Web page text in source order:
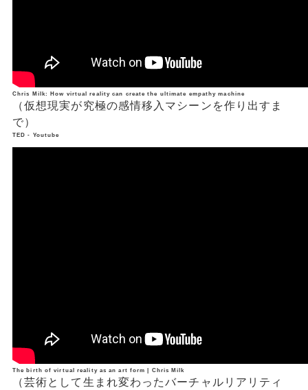
Chris Milk: How virtual reality can create the ultimate empathy machine
（仮想現実が究極の感情移入マシーンを作り出すま
で）
TED - Youtube
The birth of virtual reality as an art form | Chris Milk
（芸術として生まれ変わったバーチャルリアリティ